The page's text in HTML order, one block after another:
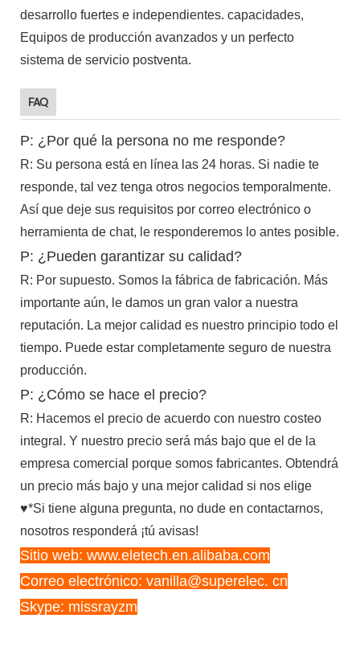
desarrollo fuertes e independientes. capacidades,
Equipos de producción avanzados y un perfecto
sistema de servicio postventa.
FAQ
P: ¿Por qué la persona no me responde?
R: Su persona está en línea las 24 horas. Si nadie te
responde, tal vez tenga otros negocios temporalmente.
Así que deje sus requisitos por correo electrónico o
herramienta de chat, le responderemos lo antes posible.
P: ¿Pueden garantizar su calidad?
R: Por supuesto. Somos la fábrica de fabricación. Más
importante aún, le damos un gran valor a nuestra
reputación. La mejor calidad es nuestro principio todo el
tiempo. Puede estar completamente seguro de nuestra
producción.
P: ¿Cómo se hace el precio?
R: Hacemos el precio de acuerdo con nuestro costeo
integral. Y nuestro precio será más bajo que el de la
empresa comercial porque somos fabricantes. Obtendrá
un precio más bajo y una mejor calidad si nos elige
♥*Si tiene alguna pregunta, no dude en contactarnos,
nosotros responderá ¡tú avisas!
Sitio web: www.eletech.en.alibaba.com
Correo electrónico: vanilla@superelec. cn
Skype: missrayzm